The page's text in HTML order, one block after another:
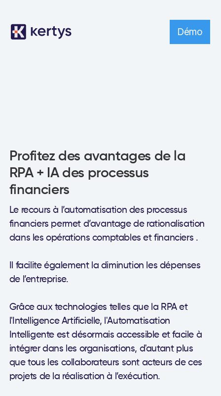
Démo
Profitez des avantages de la
RPA + IA des processus
financiers
Le recours à l’automatisation des processus
financiers permet d’avantage de rationalisation
dans les opérations comptables et financiers .
Il facilite également la diminution les dépenses
de l’entreprise.
Grâce aux technologies telles que la RPA et
l'Intelligence Artificielle, l'Automatisation
Intelligente est désormais accessible et facile à
intégrer dans les organisations, d'autant plus
que tous les collaborateurs sont acteurs de ces
projets de la réalisation à l’exécution.